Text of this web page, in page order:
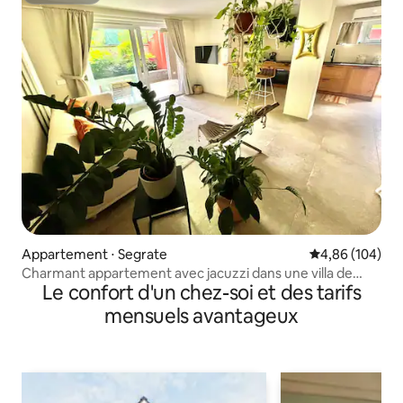
Appartement ⋅ Segrate Évaluation
4,86 (104)
Charmant appartement avec jacuzzi dans une villa de
MilanLe confort d'un chez-soi et des tarifs
mensuels avantageux